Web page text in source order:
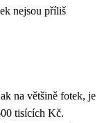
nejsou příliš
na většině fotek, je
tisících Kč.